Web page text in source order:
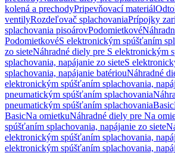
kolená a prechodyPripevňovací materiál
ventilyRozdeľovač splachovaniaPrípojky
splachovania pisoárovPodomietkové
PodomietkovéS elektronickým spúšťaním
zo sieteNáhradné diely pre S elektronickým
splachovania, napájanie zo sieteS
splachovania, napájanie batériouNáhradné
elektronickým spúšťaním splachovania,
pneumatickým spúšťaním splachovania
pneumatickým spúšťaním splachovaniaBasic
BasicNa omietkuNáhradné diely pre Na
spúšťaním splachovania, napájanie zo siete
elektronickým spúšťaním splachovania,
elektronickým spúšťaním splachovania,